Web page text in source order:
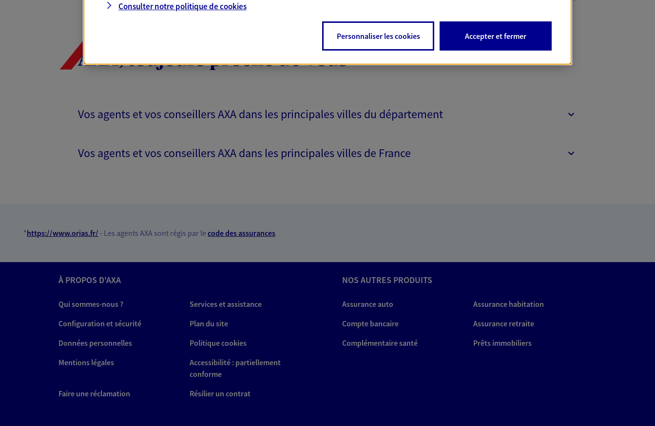
AXA, toujours proche de vous
Vos agents et vos conseillers AXA dans les principales villes du département
Vos agents et vos conseillers AXA dans les principales villes de France
*https://www.orias.fr/ - Les agents AXA sont régis par lecode des assurances
À PROPOS D'AXA
Qui sommes-nous ?
Services et assistance
Configuration et sécurité
Plan du site
Données personnelles
Politique cookies
Mentions légales
Accessibilité : partiellement
conforme
Faire une réclamation
Résilier un contrat
NOS AUTRES PRODUITS
Assurance auto
Assurance habitation
Compte bancaire
Assurance retraite
Complémentaire santé
Prêts immobiliers
Consulter notre politique decookies
Personnaliser les cookies Accepter et fermer